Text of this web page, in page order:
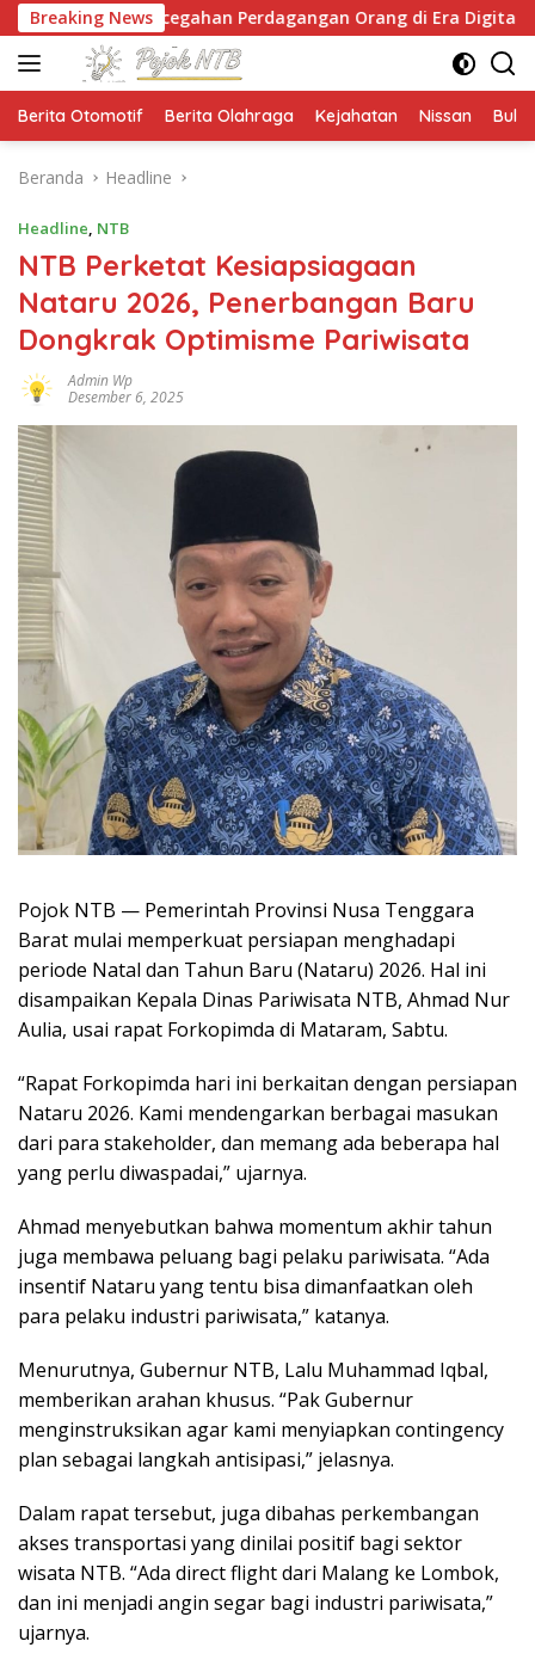
Langsung
ke
konten
Breaking News
Pencegahan Perdagangan Orang di Era Digital NTB
Berita Otomotif Berita Olahraga Kejahatan Nissan
Beranda Headline
Headline, NTB
NTB Perketat Kesiapsiagaan
Nataru 2026, Penerbangan Baru
Dongkrak Optimisme Pariwisata
Admin Wp
Desember 6, 2025
Pojok NTB — Pemerintah Provinsi Nusa Tenggara
Barat mulai memperkuat persiapan menghadapi
periode Natal dan Tahun Baru (Nataru) 2026. Hal ini
disampaikan Kepala Dinas Pariwisata NTB, Ahmad Nur
Aulia, usai rapat Forkopimda di Mataram, Sabtu.
“Rapat Forkopimda hari ini berkaitan dengan persiapan
Nataru 2026. Kami mendengarkan berbagai masukan
dari para stakeholder, dan memang ada beberapa hal
yang perlu diwaspadai,” ujarnya.
Ahmad menyebutkan bahwa momentum akhir tahun
juga membawa peluang bagi pelaku pariwisata. “Ada
insentif Nataru yang tentu bisa dimanfaatkan oleh
para pelaku industri pariwisata,” katanya.
Menurutnya, Gubernur NTB, Lalu Muhammad Iqbal,
memberikan arahan khusus. “Pak Gubernur
menginstruksikan agar kami menyiapkan contingency
plan sebagai langkah antisipasi,” jelasnya.
Dalam rapat tersebut, juga dibahas perkembangan
akses transportasi yang dinilai positif bagi sektor
wisata NTB. “Ada direct flight dari Malang ke Lombok,
dan ini menjadi angin segar bagi industri pariwisata,”
ujarnya.